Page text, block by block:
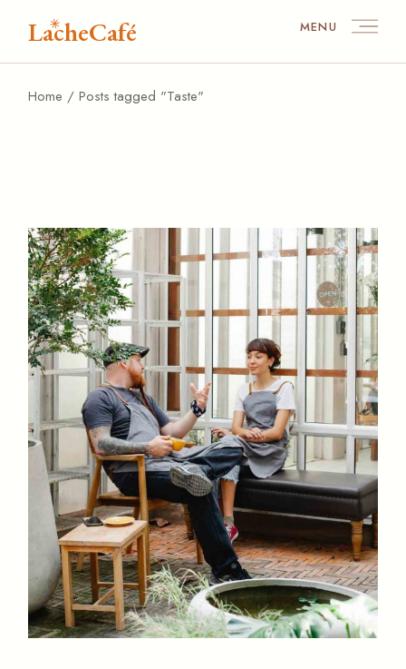
LacheCafé MENU
Home Posts tagged "Taste"